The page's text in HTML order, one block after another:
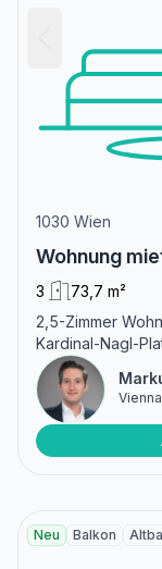
1030 Wien
Wohnung
3
73,7 m²
2,5-Zimmer
Kardinal-Nagl-
Neu Balkon